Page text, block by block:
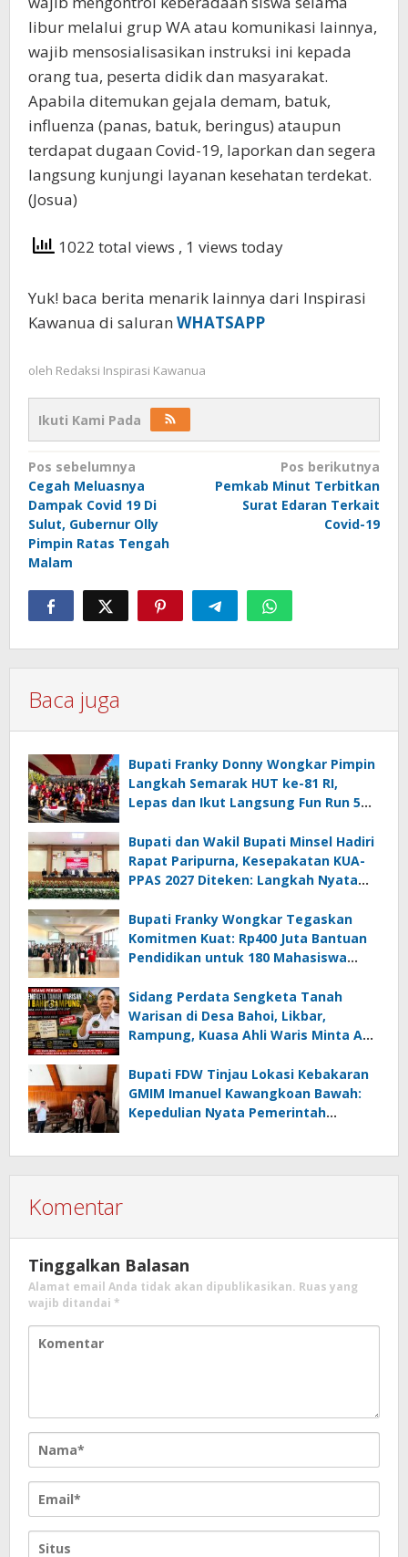
libur melalui grup WA atau komunikasi lainnya,
wajib mensosialisasikan instruksi ini kepada
orang tua, peserta didik dan masyarakat.
Apabila ditemukan gejala demam, batuk,
influenza (panas, batuk, beringus) ataupun
terdapat dugaan Covid-19, laporkan dan segera
langsung kunjungi layanan kesehatan terdekat.
(Josua)
1022 total views , 1 views today
Yuk! baca berita menarik lainnya dari Inspirasi
Kawanua di saluran WHATSAPP
oleh Redaksi Inspirasi Kawanua
Ikuti Kami Pada
Navigasi
pos
Pos sebelumnya
Cegah Meluasnya
Dampak Covid 19 Di
Sulut, Gubernur Olly
Pimpin Ratas Tengah
Malam
Pos berikutnya
Pemkab Minut Terbitkan
Surat Edaran Terkait
Covid-19
Baca juga
Bupati Franky Donny Wongkar Pimpin
Langkah Semarak HUT ke-81 RI,
Lepas dan Ikut Langsung Fun Run 5
Bupati dan Wakil Bupati Minsel Hadiri
Rapat Paripurna, Kesepakatan KUA-
PPAS 2027 Diteken: Langkah Nyata
Bupati Franky Wongkar Tegaskan
Komitmen Kuat: Rp400 Juta Bantuan
Pendidikan untuk 180 Mahasiswa
Sidang Perdata Sengketa Tanah
Warisan di Desa Bahoi, Likbar,
Rampung, Kuasa Ahli Waris Minta APH
Korupsi Dandes
Bupati FDW Tinjau Lokasi Kebakaran
GMIM Imanuel Kawangkoan Bawah:
Kepedulian Nyata Pemerintah
Komentar
Tinggalkan Balasan
Alamat email Anda tidak akan dipublikasikan. Ruas yang
wajib ditandai *